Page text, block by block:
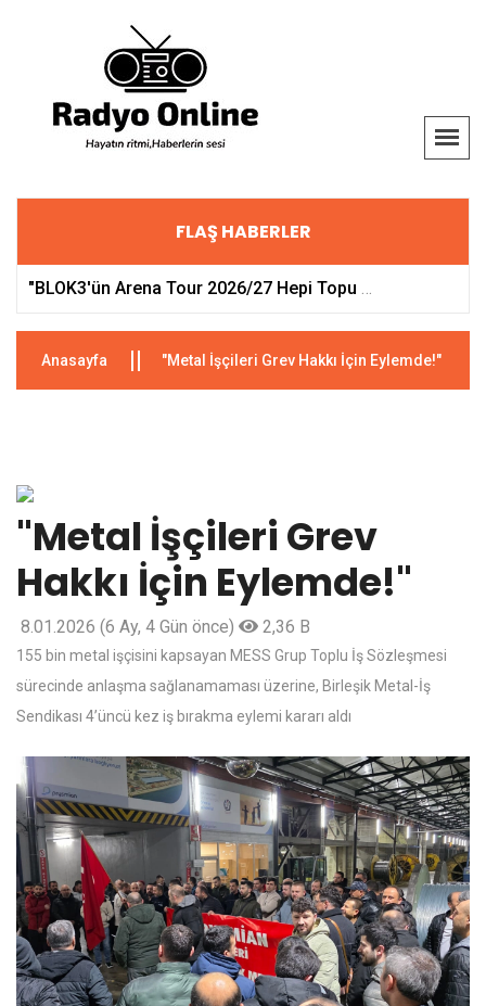
FLAŞ HABERLER
"BLOK3'ün Arena Tour 2026/27 Hepi Topu Başlıyor!"
Anasayfa "Metal İşçileri Grev Hakkı İçin Eylemde!"
"Metal İşçileri Grev
Hakkı İçin Eylemde!"
8.01.2026 (6 Ay, 4 Gün önce) 2,36 B
155 bin metal işçisini kapsayan MESS Grup Toplu İş Sözleşmesi
sürecinde anlaşma sağlanamaması üzerine, Birleşik Metal-İş
Sendikası 4’üncü kez iş bırakma eylemi kararı aldı